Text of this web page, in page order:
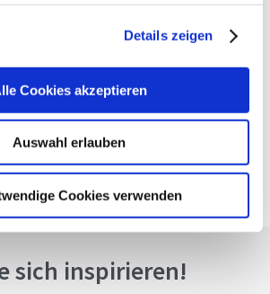
Details zeigen
Cookies akzeptieren
Auswahl erlauben
Cookies verwenden
der DB
Maps Route
sich inspirieren!